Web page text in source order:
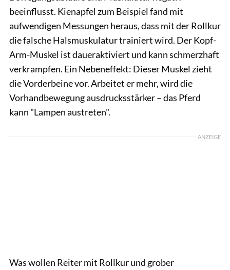
beeinflusst. Kienapfel zum Beispiel fand mit
aufwendigen Messungen heraus, dass mit der Rollkur
die falsche Halsmuskulatur trainiert wird. Der Kopf-
Arm-Muskel ist daueraktiviert und kann schmerzhaft
verkrampfen. Ein Nebeneffekt: Dieser Muskel zieht
die Vorderbeine vor. Arbeitet er mehr, wird die
Vorhandbewegung ausdrucksstärker – das Pferd
kann "Lampen austreten".
ANZEIGE
Was wollen Reiter mit Rollkur und grober